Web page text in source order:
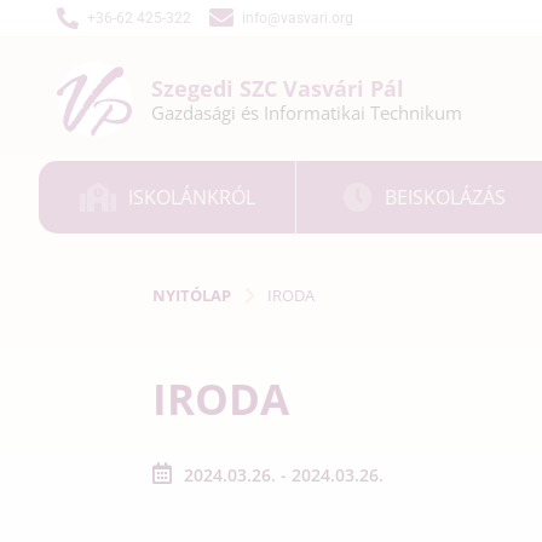
+36-62 425-322 info@vasvari.org
Szegedi SZC Vasvári Pál
Gazdasági és Informatikai Technikum
ISKOLÁNKRÓL BEISKOLÁZÁS
NYITÓLAP IRODA
IRODA
2024.03.26. - 2024.03.26.